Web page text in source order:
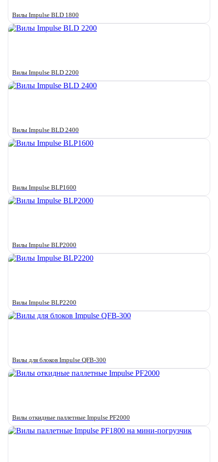
Вилы Impulse BLD 1800
Вилы Impulse BLD 2200
Вилы Impulse BLD 2400
Вилы Impulse BLP1600
Вилы Impulse BLP2000
Вилы Impulse BLP2200
Вилы для блоков Impulse QFB-300
Вилы откидные паллетные Impulse PF2000